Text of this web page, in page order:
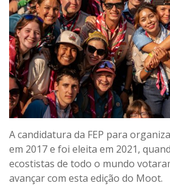
A candidatura da FEP para
em 2017 e foi eleita em 2021,
ecostistas de todo o mundo
avançar com esta edição do Moot.